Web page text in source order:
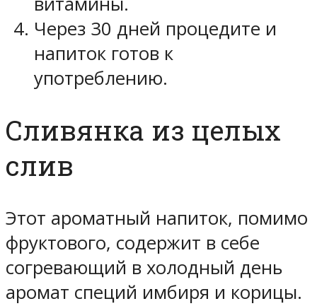
Через 30 дней процедите и
напиток готов к
употреблению.
Сливянка из целых
слив
Этот ароматный напиток, помимо
фруктового, содержит в себе
согревающий в холодный день
аромат специй имбиря и корицы.